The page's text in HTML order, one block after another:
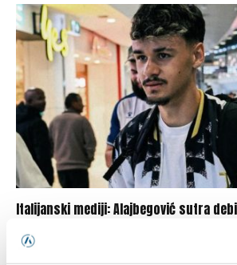
Italijanski mediji: Alajbegović sutra
07/08/2026